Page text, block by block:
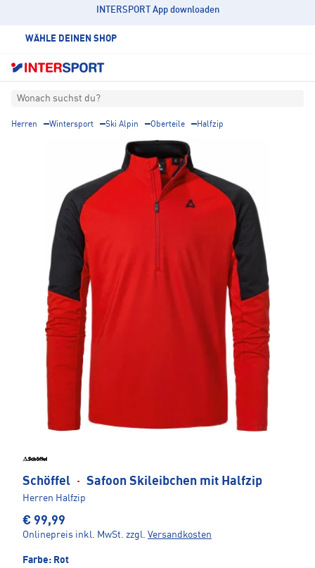
INTERSPORT App downloaden
WÄHLE DEINEN SHOP
Wonach suchst du?
Herren Wintersport Ski Alpin Oberteile Halfzip
Schöffel · Safoon Skileibchen mit Halfzip
Herren Halfzip
€ 99,99
Onlinepreis inkl. MwSt. zzgl. Versandkosten
Farbe: Rot